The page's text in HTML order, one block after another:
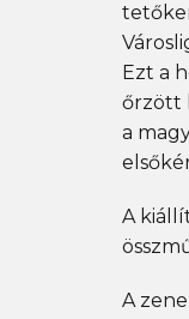
Ezt a
őrzött
a
A
A